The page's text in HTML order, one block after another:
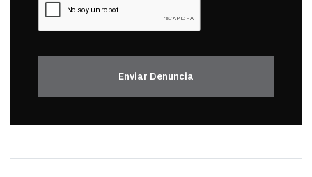
Enviar Denuncia